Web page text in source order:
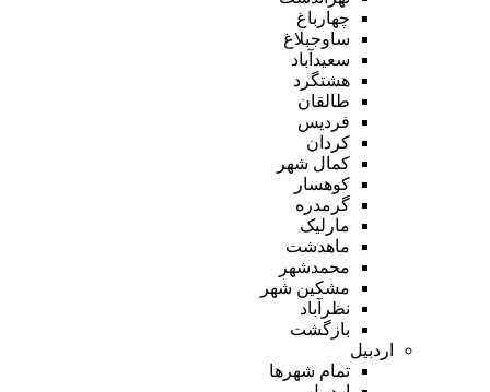
چهارباغ
ساوجبلاغ
سعیدآباد
هشتگرد
طالقان
فردیس
کردان
کمال شهر
کوهسار
گرمدره
مارلیک
ماهدشت
محمدشهر
مشکین شهر
نظرآباد
بازگشت
اردبیل
تمام شهر‌ها